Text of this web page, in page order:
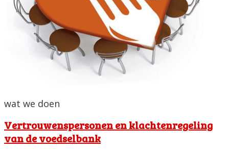
wat we doen
Vertrouwenspersonen en klachtenregeling
van de voedselbank